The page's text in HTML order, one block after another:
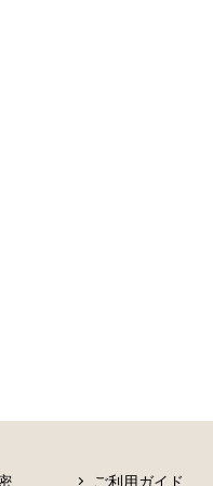
ご利用ガイド